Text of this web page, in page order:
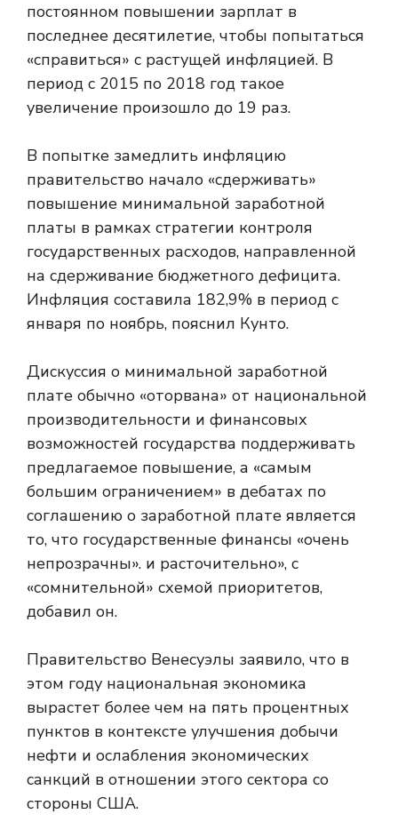
постоянном повышении зарплат в
последнее десятилетие, чтобы попытаться
«справиться» с растущей инфляцией. В
период с 2015 по 2018 год такое
увеличение произошло до 19 раз.
В попытке замедлить инфляцию
правительство начало «сдерживать»
повышение минимальной заработной
платы в рамках стратегии контроля
государственных расходов, направленной
на сдерживание бюджетного дефицита.
Инфляция составила 182,9% в период с
января по ноябрь, пояснил Кунто.
Дискуссия о минимальной заработной
плате обычно «оторвана» от национальной
производительности и финансовых
возможностей государства поддерживать
предлагаемое повышение, а «самым
большим ограничением» в дебатах по
соглашению о заработной плате является
то, что государственные финансы «очень
непрозрачны». и расточительно», с
«сомнительной» схемой приоритетов,
добавил он.
Правительство Венесуэлы заявило, что в
этом году национальная экономика
вырастет более чем на пять процентных
пунктов в контексте улучшения добычи
нефти и ослабления экономических
санкций в отношении этого сектора со
стороны США.